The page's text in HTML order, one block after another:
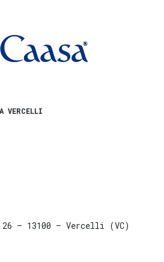
VERCELLI
— 13100 — Vercelli (VC)